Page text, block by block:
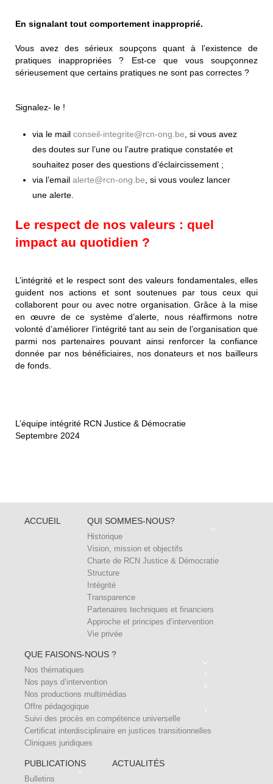
En signalant tout comportement inapproprié.
Vous avez des sérieux soupçons quant à l’existence de
pratiques inappropriées ? Est-ce que vous soupçonnez
sérieusement que certains pratiques ne sont pas correctes ?
Signalez- le !
via le mail conseil-integrite@rcn-ong.be, si vous avez
des doutes sur l’une ou l’autre pratique constatée et
souhaitez poser des questions d’éclaircissement ;
via l’email alerte@rcn-ong.be, si vous voulez lancer
une alerte.
Le respect de nos valeurs : quel
impact au quotidien ?
L’intégrité et le respect sont des valeurs fondamentales, elles
guident nos actions et sont soutenues par tous ceux qui
collaborent pour ou avec notre organisation. Grâce à la mise
en œuvre de ce système d’alerte, nous réaffirmons notre
volonté d’améliorer l’intégrité tant au sein de l’organisation que
parmi nos partenaires pouvant ainsi renforcer la confiance
donnée par nos bénéficiaires, nos donateurs et nos bailleurs
de fonds.
L’équipe intégrité RCN Justice & Démocratie
Septembre 2024
ACCUEIL QUI SOMMES-NOUS?
Historique
Vision, mission et objectifs
Charte de RCN Justice & Démocratie
Structure
Intégrité
Transparence
Partenaires techniques et financiers
Approche et principes d’intervention
Vie privée
QUE FAISONS-NOUS ?
Nos thématiques
Nos pays d’intervention
Nos productions multimédias
Offre pédagogique
Suivi des procès en compétence universelle
Certificat interdisciplinaire en justices transitionnelles
Cliniques juridiques
PUBLICATIONS
Bulletins
ACTUALITÉS